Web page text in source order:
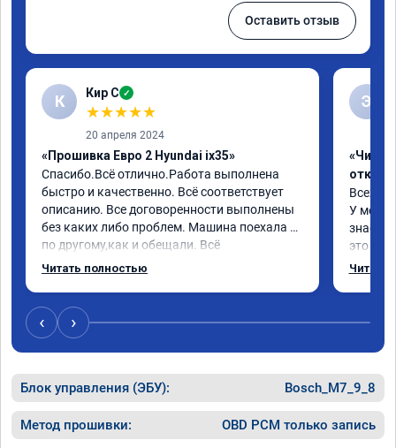
Оставить отзыв
К Кир С ✓
★★★★★
20 апреля 2024
«Прошивка Евро 2 Hyundai ix35»
Спасибо.Всё отлично.Работа выполнена
быстро и качественно. Всё соответствует
описанию. Все договоренности выполнены
без каких либо проблем. Машина поехала
по другому,как и обещали. Всё
понравилось. Рекомендую данную
Читать полностью
Э
«Чип
Всех
У меня
знает
это
газов,
как
ничего
сразу.
Читать
‹ ›
Блок управления (ЭБУ): Bosch_M7_9_8
Метод прошивки: OBD PCM только запись